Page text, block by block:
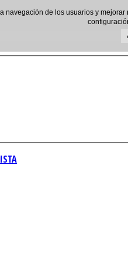
de los usuarios y